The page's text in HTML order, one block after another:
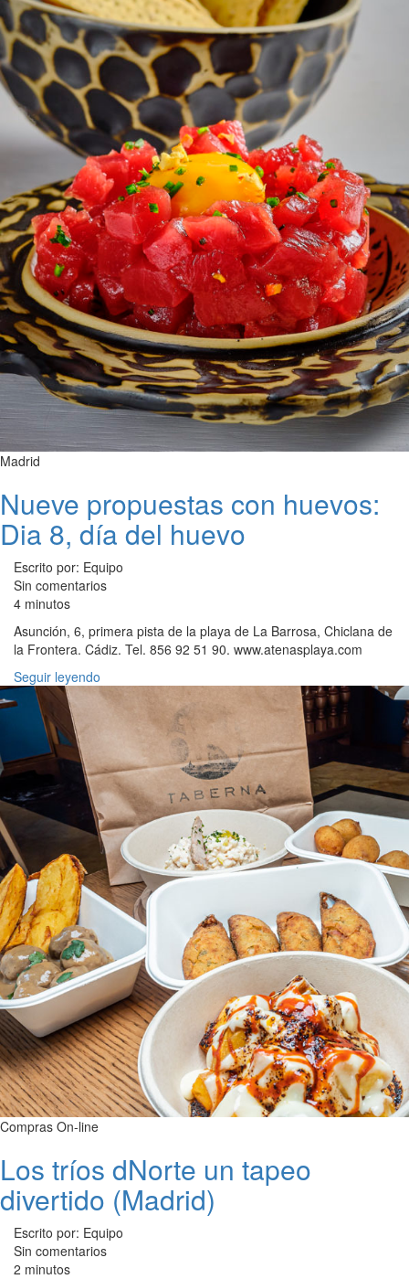
Madrid
Nueve propuestas con huevos:
Dia 8, día del huevo
Escrito por: Equipo
Sin comentarios
4 minutos
Asunción, 6, primera pista de la playa de La Barrosa, Chiclana de
la Frontera. Cádiz. Tel. 856 92 51 90. www.atenasplaya.com
Seguir leyendo
Compras On-line
Los tríos dNorte un tapeo
divertido (Madrid)
Escrito por: Equipo
Sin comentarios
2 minutos